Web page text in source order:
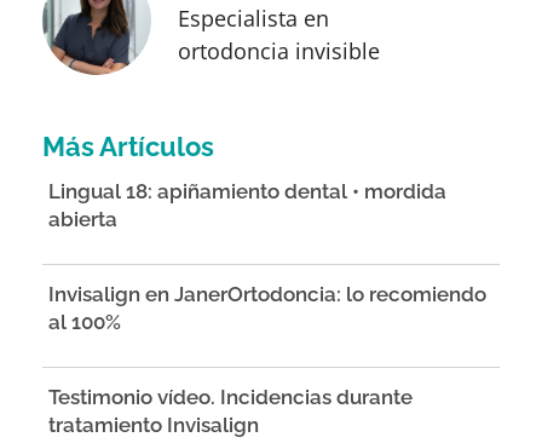
Especialista en
ortodoncia invisible
Más Artículos
Lingual 18: apiñamiento dental • mordida
abierta
Invisalign en JanerOrtodoncia: lo recomiendo
al 100%
Testimonio vídeo. Incidencias durante
tratamiento Invisalign